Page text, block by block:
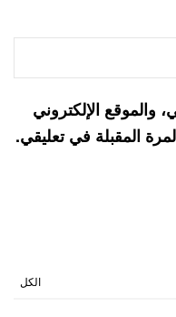
والموقع الإلكتروني
المقبلة في تعليقي.
الكل